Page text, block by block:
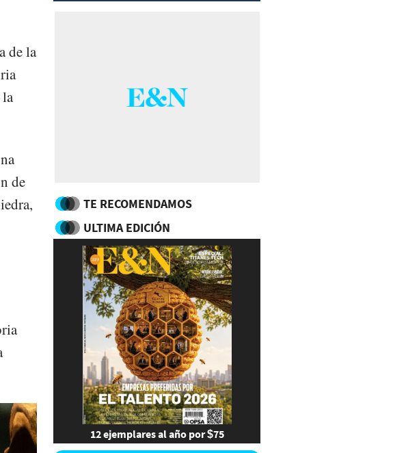
de la
de
TE RECOMENDAMOS
ULTIMA EDICIÓN
12 ejemplares al año por $75